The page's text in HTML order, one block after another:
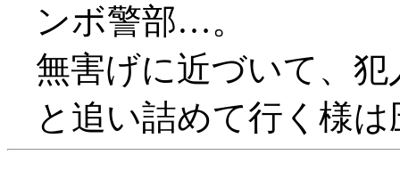
ンボ警部…。
無害げに近づいて、
と追い詰めて行く様